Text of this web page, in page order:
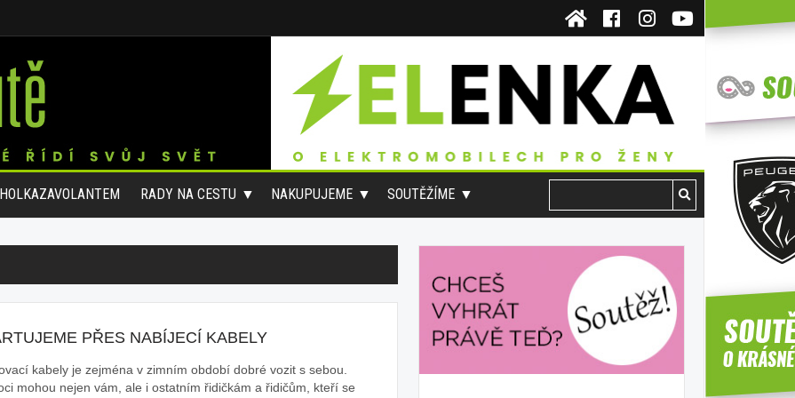
RADY NA CESTU NAKUPUJEME SOUTĚŽÍME
PŘES NABÍJECÍ KABELY
kabely je zejména v zimním období dobré vozit s sebou.
mohou nejen vám, ale i ostatním řidičkám a řidičům, kteří se